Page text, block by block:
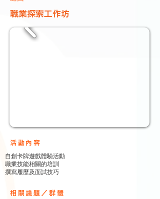
職業探索工作坊
​活動內容
自創卡牌遊戲體驗活動
職業技能相關的培訓
撰寫履歷及面試技巧
相關議題／群體